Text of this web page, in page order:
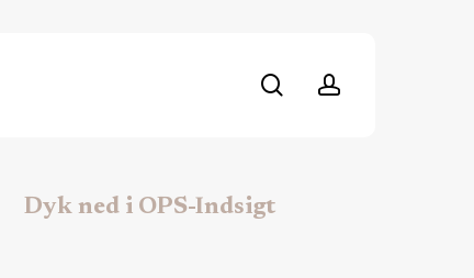
searchaccount
Dyk ned i OPS-Indsigt